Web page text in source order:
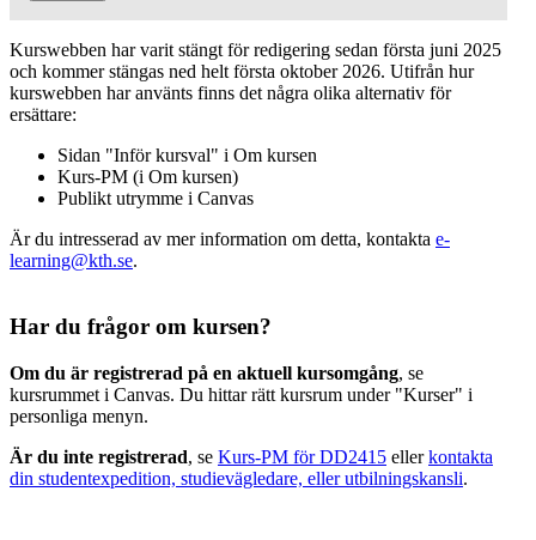
Kurswebben har varit stängt för redigering sedan första juni 2025
och kommer stängas ned helt första oktober 2026. Utifrån hur
kurswebben har använts finns det några olika alternativ för
ersättare:
Sidan "Inför kursval" i Om kursen
Kurs-PM (i Om kursen)
Publikt utrymme i Canvas
Är du intresserad av mer information om detta, kontakta e-
learning@kth.se.
Har du frågor om kursen?
Om du är registrerad på en aktuell kursomgång, se
kursrummet i Canvas. Du hittar rätt kursrum under "Kurser" i
personliga menyn.
Är du inte registrerad, se Kurs-PM för DD2415 ellerkontakta
din studentexpedition, studievägledare, eller utbilningskansli.